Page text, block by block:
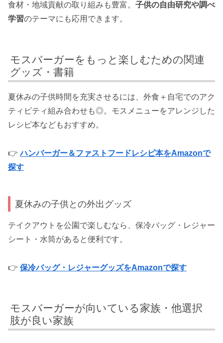
食材・地域貢献の取り組みも豊富。 子供の自由研究や調べ
学習のテーマにも応用できます。
モスバーガーをもっと楽しむための関連
グッズ・書籍
夏休みの子供時間を充実させるには、外食＋自宅でのアク
ティビティ組み合わせも◎。モスメニューをアレンジした
レシピ本などもおすすめ。
👉ハンバーガー＆ファストフードレシピ本をAmazonで
探す
夏休みの子供との外出グッズ
テイクアウトを公園で楽しむなら、保冷バッグ・レジャー
シート・水筒があると便利です。
👉 保冷バッグ・レジャーグッズをAmazonで探す
モスバーガーが向いている家族・他選択
肢が良い家族